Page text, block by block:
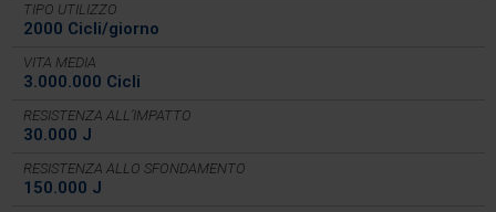
TIPO UTILIZZO
2000 Cicli/giorno
VITA MEDIA
3.000.000 Cicli
RESISTENZA ALL’IMPATTO
30.000 J
RESISTENZA ALLO SFONDAMENTO
150.000 J